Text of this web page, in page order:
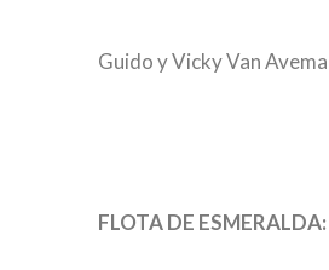
Guido y Vicky Van
FLOTA DE ESMERALDA: